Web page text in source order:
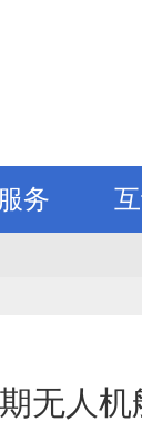
务
无人机